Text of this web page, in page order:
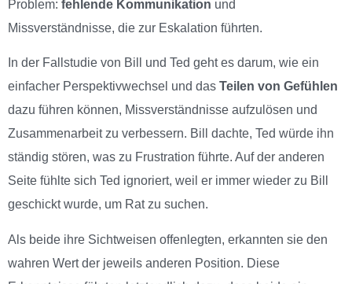
Problem: fehlende Kommunikation und
Missverständnisse, die zur Eskalation führten.
In der Fallstudie von Bill und Ted geht es darum, wie ein
einfacher Perspektivwechsel und das Teilen von Gefühlen
dazu führen können, Missverständnisse aufzulösen und
Zusammenarbeit zu verbessern. Bill dachte, Ted würde ihn
ständig stören, was zu Frustration führte. Auf der anderen
Seite fühlte sich Ted ignoriert, weil er immer wieder zu Bill
geschickt wurde, um Rat zu suchen.
Als beide ihre Sichtweisen offenlegten, erkannten sie den
wahren Wert der jeweils anderen Position. Diese